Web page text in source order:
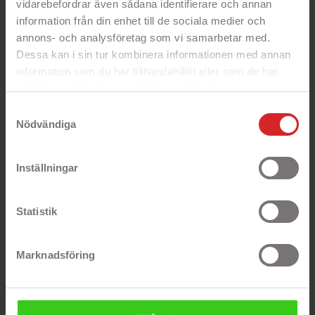
vidarebefordrar även sådana identifierare och annan
information från din enhet till de sociala medier och
annons- och analysföretag som vi samarbetar med.
Dessa kan i sin tur kombinera informationen med annan
information som du har tillhandahållit eller som de har
Nödvändiga
Inställningar
Statistik
Marknadsföring
Funktion Specifikation
Skärmstorlek 14" Full HD LED IPS-skärm
Flertrådsteknik
simultaneous multithreading
Minne
Maximal
minneskapacitet
RAM-minnet är fastlött och
kan inte uppgraderas